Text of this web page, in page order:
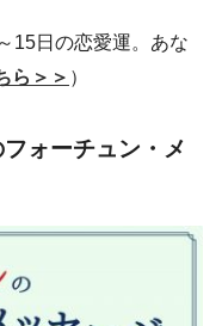
15日の恋愛運。あな
ら＞＞ ）
ォーチュン・メ